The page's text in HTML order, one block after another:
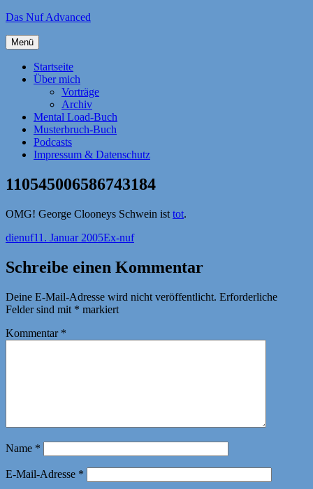
Zum
springen
Das Nuf Advanced
Menü
Startseite
Über mich
Vorträge
Archiv
Mental Load-Buch
Musterbruch-Buch
Podcasts
Impressum & Datenschutz
110545006586743184
OMG! George Clooneys Schwein ist tot.
Autor
dienufVeröffentlicht
11. Januar 2005Kategorien
Ex-nuf
Schreibe einen Kommentar
Deine E-Mail-Adresse wird nicht veröffentlicht. Erforderliche
Felder sind mit * markiert
Kommentar *
Name *
E-Mail-Adresse *